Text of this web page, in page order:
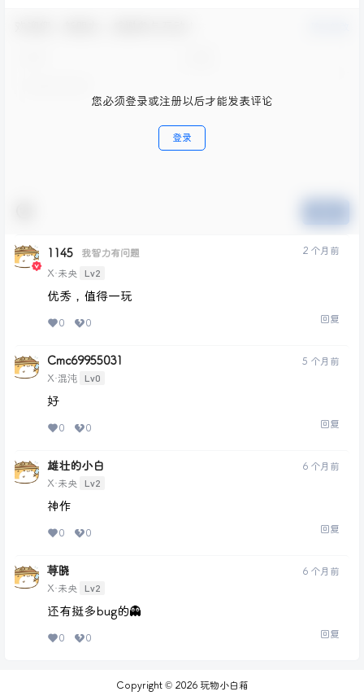
您必须登录或注册以后才能发表评论
登录
1145
我智力有问题
X·未央
Lv2
2 个月前
优秀，值得一玩
0 0 回复
Cmc69955031
X·混沌 Lv0
5 个月前
好
0 0 回复
雄壮的小白
X·未央 Lv2
6 个月前
神作
0 0 回复
荨晓
X·未央 Lv2
6 个月前
还有挺多bug的👻
0 0 回复
Copyright © 2026玩物小白箱